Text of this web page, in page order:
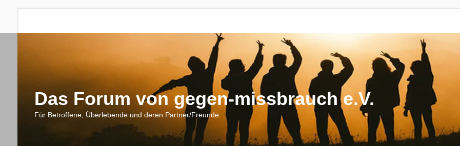
Das Forum von gegen-missbrauch e.V.
Für Betroffene, Überlebende und deren Partner/Freunde